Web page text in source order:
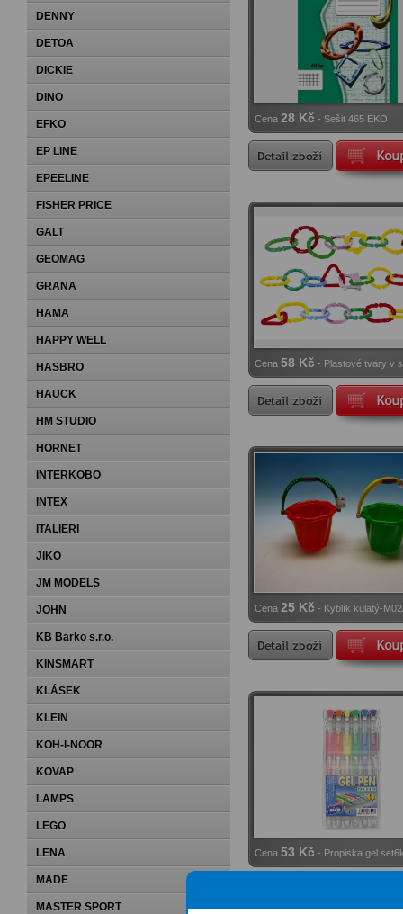
DENNY
DETOA
DICKIE
DINO
EFKO
EP LINE
EPEELINE
FISHER PRICE
GALT
GEOMAG
GRANA
HAMA
HAPPY WELL
HASBRO
HAUCK
HM STUDIO
HORNET
INTERKOBO
INTEX
ITALIERI
JIKO
JM MODELS
JOHN
KB Barko s.r.o.
KINSMART
KLÁSEK
KLEIN
KOH-I-NOOR
KOVAP
LAMPS
LEGO
LENA
MADE
MASTER SPORT
Cena 28 Kč - Sešit 465 EKO
Cena 58 Kč - Plastové tvary v
Cena 25 Kč - Kyblík kulatý-
Cena 53 Kč - Propiska
GN1038-6 neon